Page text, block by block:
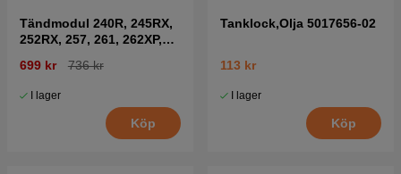
Tändmodul 240R, 245RX,
252RX, 257, 261, 262XP,
699 kr 736 kr
I lager
Köp
Tanklock,Olja 5017656-02
113 kr
I lager
Köp